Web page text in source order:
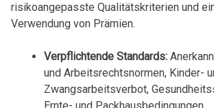
risikoangepasste Qualitätskriterien und
Verwendung von Prämien.
Verpflichtende Standards:
und Arbeitsrechtsnormen, Kinder-
Zwangsarbeitsverbot,